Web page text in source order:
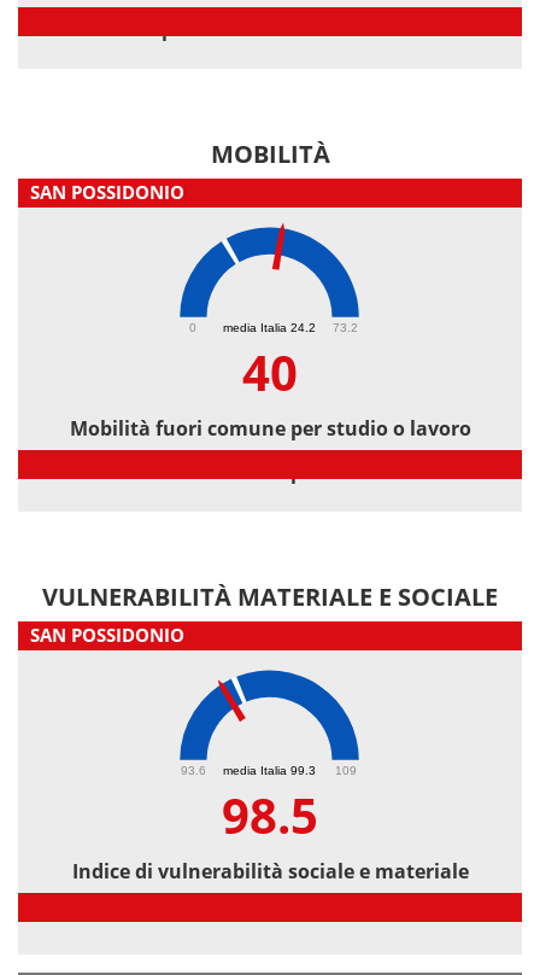
MOBILITÀ
SAN POSSIDONIO
media Italia 24.2
0 73.2
40
Mobilità fuori comune per studio o lavoro
VULNERABILITÀ MATERIALE E SOCIALE
SAN POSSIDONIO
media Italia 99.3
93.6 109
98.5
Indice di vulnerabilità sociale e materiale